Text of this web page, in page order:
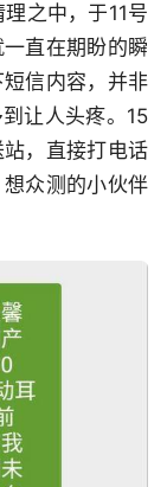
之中，于11号
直在期盼的瞬
信内容，并非
让人头疼。15
，直接打电话
众测的小伙伴